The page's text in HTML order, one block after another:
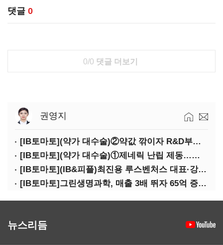
댓글 0
0/0 댓글 더보기
권영지
[IB토마토](약가 대수술)②약값 깎이자 R&D부터 축소…제약업계 비상경영 돌입
[IB토마토](약가 대수술)①제네릭 난립 제동…중소 제약사 수익성 비상
[IB토마토](IB&피플)최진용 루스벤처스 대표·강승순 이사
[IB토마토]그린생명과학, 매출 3배 뛰자 65억 증설…상위 2곳 의존도 82%
뉴스리듬